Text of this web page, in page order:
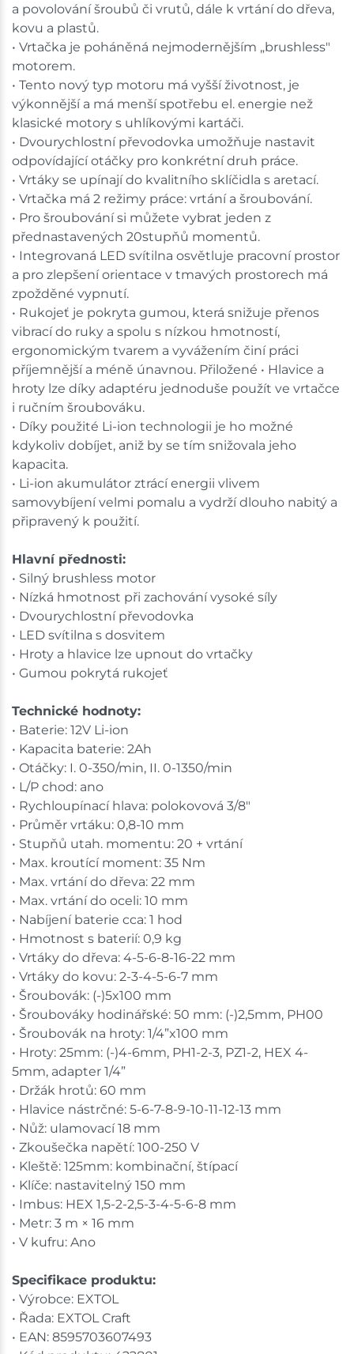
a povolování šroubů či vrutů, dále k vrtání do dřeva,
kovu a plastů.
• Vrtačka je poháněná nejmodernějším „brushless"
motorem.
• Tento nový typ motoru má vyšší životnost, je
výkonnější a má menší spotřebu el. energie než
klasické motory s uhlíkovými kartáči.
• Dvourychlostní převodovka umožňuje nastavit
odpovídající otáčky pro konkrétní druh práce.
• Vrtáky se upínají do kvalitního sklíčidla s aretací.
• Vrtačka má 2 režimy práce: vrtání a šroubování.
• Pro šroubování si můžete vybrat jeden z
přednastavených 20stupňů momentů.
• Integrovaná LED svítilna osvětluje pracovní prostor
a pro zlepšení orientace v tmavých prostorech má
zpožděné vypnutí.
• Rukojeť je pokryta gumou, která snižuje přenos
vibrací do ruky a spolu s nízkou hmotností,
ergonomickým tvarem a vyvážením činí práci
příjemnější a méně únavnou. Přiložené • Hlavice a
hroty lze díky adaptéru jednoduše použít ve vrtačce
i ručním šroubováku.
• Díky použité Li-ion technologii je ho možné
kdykoliv dobíjet, aniž by se tím snižovala jeho
kapacita.
• Li-ion akumulátor ztrácí energii vlivem
samovybíjení velmi pomalu a vydrží dlouho nabitý a
připravený k použití.
Hlavní přednosti:
• Silný brushless motor
• Nízká hmotnost při zachování vysoké síly
• Dvourychlostní převodovka
• LED svítilna s dosvitem
• Hroty a hlavice lze upnout do vrtačky
• Gumou pokrytá rukojeť
Technické hodnoty:
• Baterie: 12V Li-ion
• Kapacita baterie: 2Ah
• Otáčky: I. 0-350/min, II. 0-1350/min
• L/P chod: ano
• Rychloupínací hlava: polokovová 3/8"
• Průměr vrtáku: 0,8-10 mm
• Stupňů utah. momentu: 20 + vrtání
• Max. kroutící moment: 35 Nm
• Max. vrtání do dřeva: 22 mm
• Max. vrtání do oceli: 10 mm
• Nabíjení baterie cca: 1 hod
• Hmotnost s baterií: 0,9 kg
• Vrtáky do dřeva: 4-5-6-8-16-22 mm
• Vrtáky do kovu: 2-3-4-5-6-7 mm
• Šroubovák: (-)5x100 mm
• Šroubováky hodinářské: 50 mm: (-)2,5mm, PH00
• Šroubovák na hroty: 1/4”x100 mm
• Hroty: 25mm: (-)4-6mm, PH1-2-3, PZ1-2, HEX 4-
5mm, adapter 1/4”
• Držák hrotů: 60 mm
• Hlavice nástrčné: 5-6-7-8-9-10-11-12-13 mm
• Nůž: ulamovací 18 mm
• Zkoušečka napětí: 100-250 V
• Kleště: 125mm: kombinační, štípací
• Klíče: nastavitelný 150 mm
• Imbus: HEX 1,5-2-2,5-3-4-5-6-8 mm
• Metr: 3 m × 16 mm
• V kufru: Ano
Specifikace produktu:
• Výrobce: EXTOL
• Řada: EXTOL Craft
• EAN: 8595703607493